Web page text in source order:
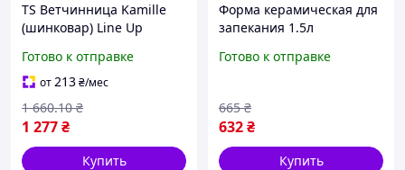
TS Ветчинница Kamille
(шинковар) Line Up
термометром TRD-33/1
Готово к отправке
от213₴/мес
1 277₴
1 660.10 ₴
Купить
Форма керамическая для
запекания 1.5л
прямоугольная с
Готово к отправке
632₴
665 ₴
Купить